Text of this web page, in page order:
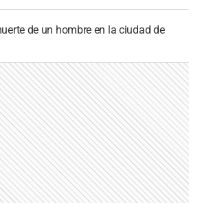
de un hombre en la ciudad de